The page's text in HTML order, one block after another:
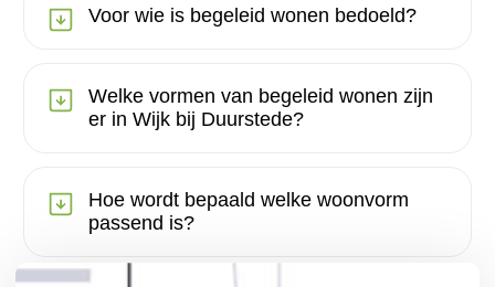
Voor wie is begeleid wonen bedoeld?
Welke vormen van begeleid wonen zijn
er in Wijk bij Duurstede?
Hoe wordt bepaald welke woonvorm
passend is?